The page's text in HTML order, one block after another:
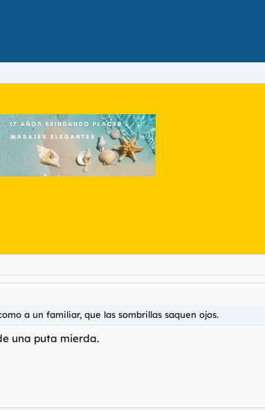
a un familiar, que las sombrillas saquen ojos.
una puta mierda.